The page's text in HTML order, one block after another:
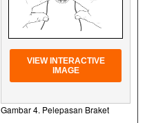
VIEW INTERACTIVE
IMAGE
Gambar 4. Pelepasan Braket